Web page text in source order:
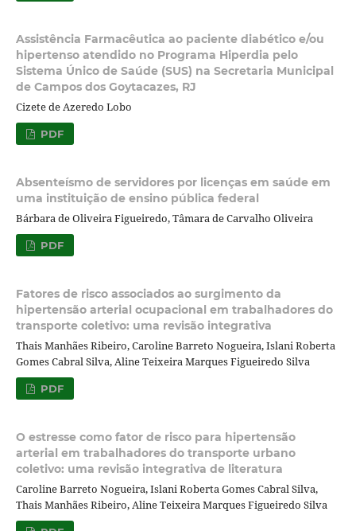
Assistência Farmacêutica ao paciente diabético e/ou
hipertenso atendido no Programa Hiperdia pelo
Sistema Único de Saúde (SUS) na Secretaria Municipal
de Campos dos Goytacazes, RJ
Cizete de Azeredo Lobo
PDF
Absenteísmo de servidores por licenças em saúde em
uma instituição de ensino pública federal
Bárbara de Oliveira Figueiredo, Tâmara de Carvalho Oliveira
PDF
Fatores de risco associados ao surgimento da
hipertensão arterial ocupacional em trabalhadores do
transporte coletivo: uma revisão integrativa
Thais Manhães Ribeiro, Caroline Barreto Nogueira, Islani Roberta
Gomes Cabral Silva, Aline Teixeira Marques Figueiredo Silva
PDF
O estresse como fator de risco para hipertensão
arterial em trabalhadores do transporte urbano
coletivo: uma revisão integrativa de literatura
Caroline Barreto Nogueira, Islani Roberta Gomes Cabral Silva,
Thais Manhães Ribeiro, Aline Teixeira Marques Figueiredo Silva